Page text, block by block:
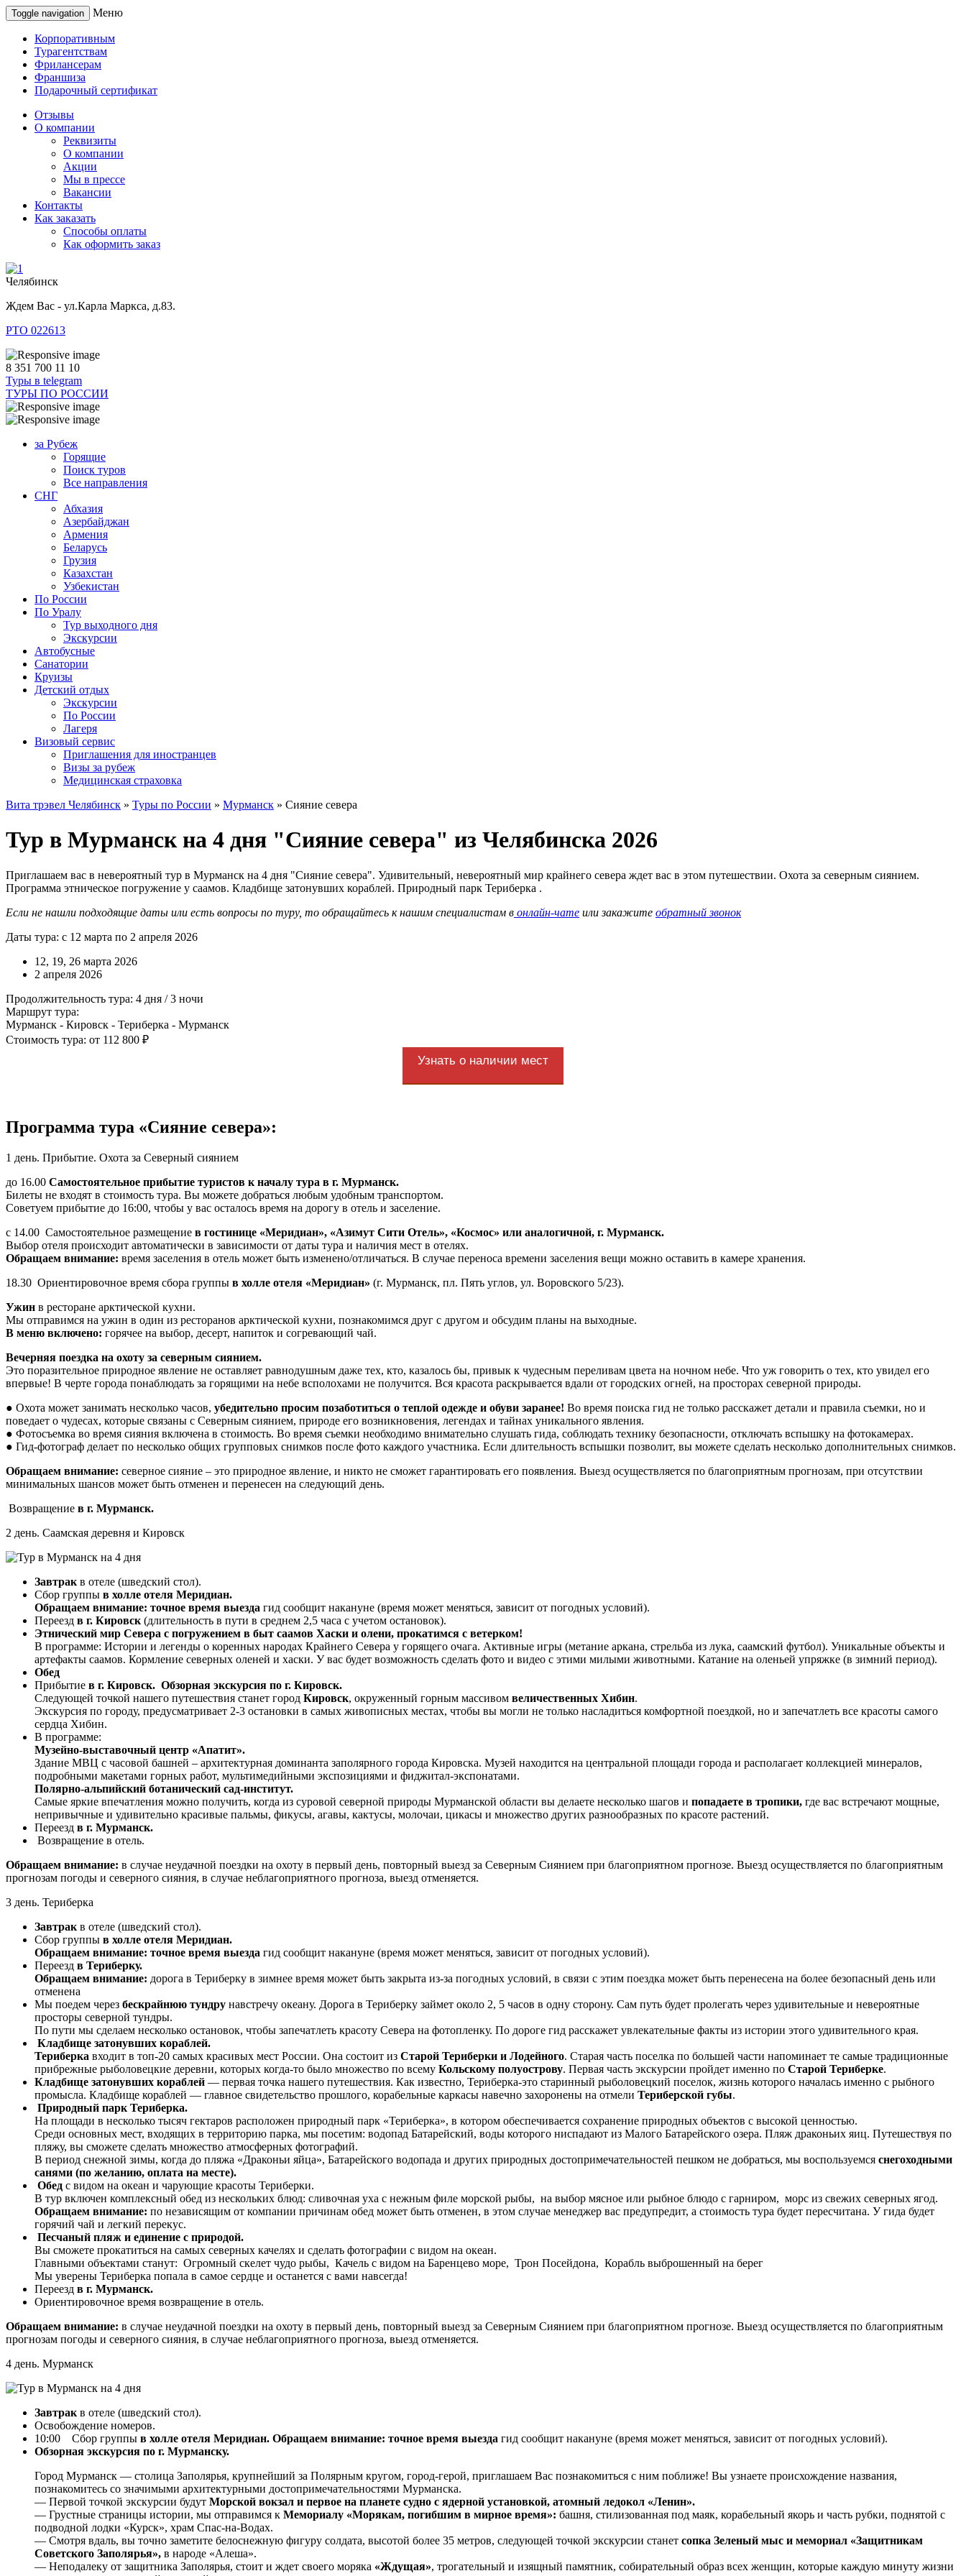
Toggle navigation Меню
Корпоративным
Турагентствам
Фрилансерам
Франшиза
Подарочный сертификат
Отзывы
О компании
Реквизиты
О компании
Акции
Мы в прессе
Вакансии
Контакты
Как заказать
Способы оплаты
Как оформить заказ
Челябинск
Ждем Вас - ул.Карла Маркса, д.83.
РТО 022613
8 351 700 11 10
Туры в telegram
ТУРЫ ПО РОССИИ
за Рубеж
Горящие
Поиск туров
Все направления
СНГ
Абхазия
Азербайджан
Армения
Беларусь
Грузия
Казахстан
Узбекистан
По России
По Уралу
Тур выходного дня
Экскурсии
Автобусные
Санатории
Круизы
Детский отдых
Экскурсии
По России
Лагеря
Визовый сервис
Приглашения для иностранцев
Визы за рубеж
Медицинская страховка
Вита трэвел Челябинск » Туры по России » Мурманск » Сияние севера
Тур в Мурманск на 4 дня "Сияние севера" из Челябинска 2026
Приглашаем вас в невероятный тур в Мурманск на 4 дня "Сияние севера". Удивительный, невероятный мир крайнего севера ждет вас в этом путешествии. Охота за северным сиянием.
Программа этническое погружение у саамов. Кладбище затонувших кораблей. Природный парк Териберка .
Если не нашли подходящие даты или есть вопросы по туру, то обращайтесь к нашим специалистам в онлайн-чате или закажите обратный звонок
Даты тура: с 12 марта по 2 апреля 2026
12, 19, 26 марта 2026
2 апреля 2026
Продолжительность тура: 4 дня / 3 ночи
Маршрут тура:
Мурманск - Кировск - Териберка - Мурманск
Стоимость тура: от 112 800 ₽
Узнать о наличии мест
Программа тура «Сияние севера»:
1 день. Прибытие. Охота за Северный сиянием
до 16.00 Самостоятельное прибытие туристов к началу тура в г. Мурманск.
Билеты не входят в стоимость тура. Вы можете добраться любым удобным транспортом.
Советуем прибытие до 16:00, чтобы у вас осталось время на дорогу в отель и заселение.
с 14.00 Самостоятельное размещение в гостинице «Меридиан», «Aзимут Сити Отель», «Космос» или аналогичной, г. Мурманск.
Выбор отеля происходит автоматически в зависимости от даты тура и наличия мест в отелях.
Обращаем внимание: время заселения в отель может быть изменено/отличаться. В случае переноса времени заселения вещи можно оставить в камере хранения.
18.30 Ориентировочное время сбора группы в холле отеля «Меридиан» (г. Мурманск, пл. Пять углов, ул. Воровского 5/23).
Ужин в ресторане арктической кухни.
Мы отправимся на ужин в один из ресторанов арктической кухни, познакомимся друг с другом и обсудим планы на выходные.
В меню включено: горячее на выбор, десерт, напиток и согревающий чай.
Вечерняя поездка на охоту за северным сиянием.
Это поразительное природное явление не оставляет равнодушным даже тех, кто, казалось бы, привык к чудесным переливам цвета на ночном небе. Что уж говорить о тех, кто увидел его
впервые! В черте города понаблюдать за горящими на небе всполохами не получится. Вся красота раскрывается вдали от городских огней, на просторах северной природы.
● Охота может занимать несколько часов, убедительно просим позаботиться о теплой одежде и обуви заранее! Во время поиска гид не только расскажет детали и правила съемки, но и
поведает о чудесах, которые связаны с Северным сиянием, природе его возникновения, легендах и тайнах уникального явления.
● Фотосъемка во время сияния включена в стоимость. Во время съемки необходимо внимательно слушать гида, соблюдать технику безопасности, отключать вспышку на фотокамерах.
● Гид-фотограф делает по несколько общих групповых снимков после фото каждого участника. Если длительность вспышки позволит, вы можете сделать несколько дополнительных снимков.
Обращаем внимание: северное сияние – это природное явление, и никто не сможет гарантировать его появления. Выезд осуществляется по благоприятным прогнозам, при отсутствии
минимальных шансов может быть отменен и перенесен на следующий день.
Возвращение в г. Мурманск.
2 день. Саамская деревня и Кировск
Завтрак в отеле (шведский стол).
Сбор группы в холле отеля Меридиан.
Обращаем внимание: точное время выезда гид сообщит накануне (время может меняться, зависит от погодных условий).
Переезд в г. Кировск (длительность в пути в среднем 2,5 часа с учетом остановок).
Этнический мир Севера с погружением в быт саамов Хаски и олени, прокатимся с ветерком!
В программе: Истории и легенды о коренных народах Крайнего Севера у горящего очага. Активные игры (метание аркана, стрельба из лука, саамский футбол). Уникальные объекты и
артефакты саамов. Кормление северных оленей и хаски. У вас будет возможность сделать фото и видео с этими милыми животными. Катание на оленьей упряжке (в зимний период).
Обед
Прибытие в г. Кировск. Обзорная экскурсия по г. Кировск.
Следующей точкой нашего путешествия станет город Кировск, окруженный горным массивом величественных Хибин.
Экскурсия по городу, предусматривает 2-3 остановки в самых живописных местах, чтобы вы могли не только насладиться комфортной поездкой, но и запечатлеть все красоты самого
сердца Хибин.
В программе:
Музейно-выставочный центр «Апатит».
Здание МВЦ с часовой башней – архитектурная доминанта заполярного города Кировска. Музей находится на центральной площади города и располагает коллекцией минералов,
подробными макетами горных работ, мультимедийными экспозициями и фиджитал-экспонатами.
Полярно-альпийский ботанический сад-институт.
Самые яркие впечатления можно получить, когда из суровой северной природы Мурманской области вы делаете несколько шагов и попадаете в тропики, где вас встречают мощные,
непривычные и удивительно красивые пальмы, фикусы, агавы, кактусы, молочаи, цикасы и множество других разнообразных по красоте растений.
Переезд в г. Мурманск.
Возвращение в отель.
Обращаем внимание: в случае неудачной поездки на охоту в первый день, повторный выезд за Северным Сиянием при благоприятном прогнозе. Выезд осуществляется по благоприятным
прогнозам погоды и северного сияния, в случае неблагоприятного прогноза, выезд отменяется.
3 день. Териберка
Завтрак в отеле (шведский стол).
Сбор группы в холле отеля Меридиан.
Обращаем внимание: точное время выезда гид сообщит накануне (время может меняться, зависит от погодных условий).
Переезд в Териберку.
Обращаем внимание: дорога в Териберку в зимнее время может быть закрыта из-за погодных условий, в связи с этим поездка может быть перенесена на более безопасный день или
отменена
Мы поедем через бескрайнюю тундру навстречу океану. Дорога в Териберку займет около 2, 5 часов в одну сторону. Сам путь будет пролегать через удивительные и невероятные
просторы северной тундры.
По пути мы сделаем несколько остановок, чтобы запечатлеть красоту Севера на фотопленку. По дороге гид расскажет увлекательные факты из истории этого удивительного края.
Кладбище затонувших кораблей.
Териберка входит в топ-20 самых красивых мест России. Она состоит из Старой Териберки и Лодейного. Старая часть поселка по большей части напоминает те самые традиционные
прибрежные рыболовецкие деревни, которых когда-то было множество по всему Кольскому полуострову. Первая часть экскурсии пройдет именно по Старой Териберке.
Кладбище затонувших кораблей — первая точка нашего путешествия. Как известно, Териберка-это старинный рыболовецкий поселок, жизнь которого началась именно с рыбного
промысла. Кладбище кораблей — главное свидетельство прошлого, корабельные каркасы навечно захоронены на отмели Териберской губы.
Природный парк Териберка.
На площади в несколько тысяч гектаров расположен природный парк «Териберка», в котором обеспечивается сохранение природных объектов с высокой ценностью.
Среди основных мест, входящих в территорию парка, мы посетим: водопад Батарейский, воды которого ниспадают из Малого Батарейского озера. Пляж драконьих яиц. Путешествуя по
пляжу, вы сможете сделать множество атмосферных фотографий.
В период снежной зимы, когда до пляжа «Драконьи яйца», Батарейского водопада и других природных достопримечательностей пешком не добраться, мы воспользуемся снегоходными
санями (по желанию, оплата на месте).
Обед с видом на океан и чарующие красоты Териберки.
В тур включен комплексный обед из нескольких блюд: сливочная уха с нежным филе морской рыбы, на выбор мясное или рыбное блюдо с гарниром, морс из свежих северных ягод.
Обращаем внимание: по независящим от компании причинам обед может быть отменен, в этом случае менеджер вас предупредит, а стоимость тура будет пересчитана. У гида будет
горячий чай и легкий перекус.
Песчаный пляж и единение с природой.
Вы сможете прокатиться на самых северных качелях и сделать фотографии с видом на океан.
Главными объектами станут: Огромный скелет чудо рыбы, Качель с видом на Баренцево море, Трон Посейдона, Корабль выброшенный на берег
Мы уверены Териберка попала в самое сердце и останется с вами навсегда!
Переезд в г. Мурманск.
Ориентировочное время возвращение в отель.
Обращаем внимание: в случае неудачной поездки на охоту в первый день, повторный выезд за Северным Сиянием при благоприятном прогнозе. Выезд осуществляется по благоприятным
прогнозам погоды и северного сияния, в случае неблагоприятного прогноза, выезд отменяется.
4 день. Мурманск
Завтрак в отеле (шведский стол).
Освобождение номеров.
10:00
Сбор группы в холле отеля Меридиан. Обращаем внимание: точное время выезда гид сообщит накануне (время может меняться, зависит от погодных условий).
Обзорная экскурсия по г. Мурманску.
Город Мурманск — столица Заполярья, крупнейший за Полярным кругом, город-герой, приглашаем Вас познакомиться с ним поближе! Вы узнаете происхождение названия,
познакомитесь со значимыми архитектурными достопримечательностями Мурманска.
— Первой точкой экскурсии будут Морской вокзал и первое на планете судно с ядерной установкой, атомный ледокол «Ленин».
— Грустные страницы истории, мы отправимся к Мемориалу «Морякам, погибшим в мирное время»: башня, стилизованная под маяк, корабельный якорь и часть рубки, поднятой с
подводной лодки «Курск», храм Спас-на-Водах.
— Смотря вдаль, вы точно заметите белоснежную фигуру солдата, высотой более 35 метров, следующей точкой экскурсии станет сопка Зеленый мыс и мемориал «Защитникам
Советского Заполярья», в народе «Алеша».
— Неподалеку от защитника Заполярья, стоит и ждет своего моряка «Ждущая», трогательный и изящный памятник, собирательный образ всех женщин, которые каждую минуту жизни